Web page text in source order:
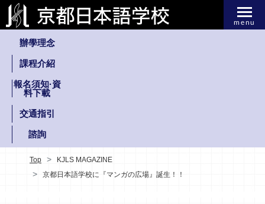
menu
辦學理念
課程介紹
報名須知·資
料下載
交通指引
諮詢
Top
KJLS MAGAZINE
京都日本語学校に『マンガの広場』誕生！！